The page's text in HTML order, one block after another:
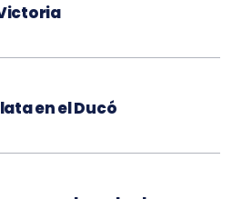
en el Ducó